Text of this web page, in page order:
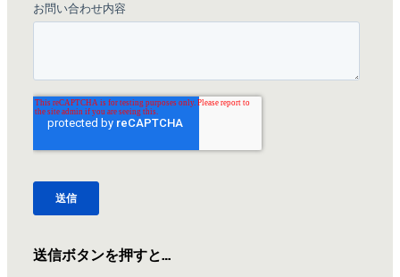
送信ボタンを押すと…